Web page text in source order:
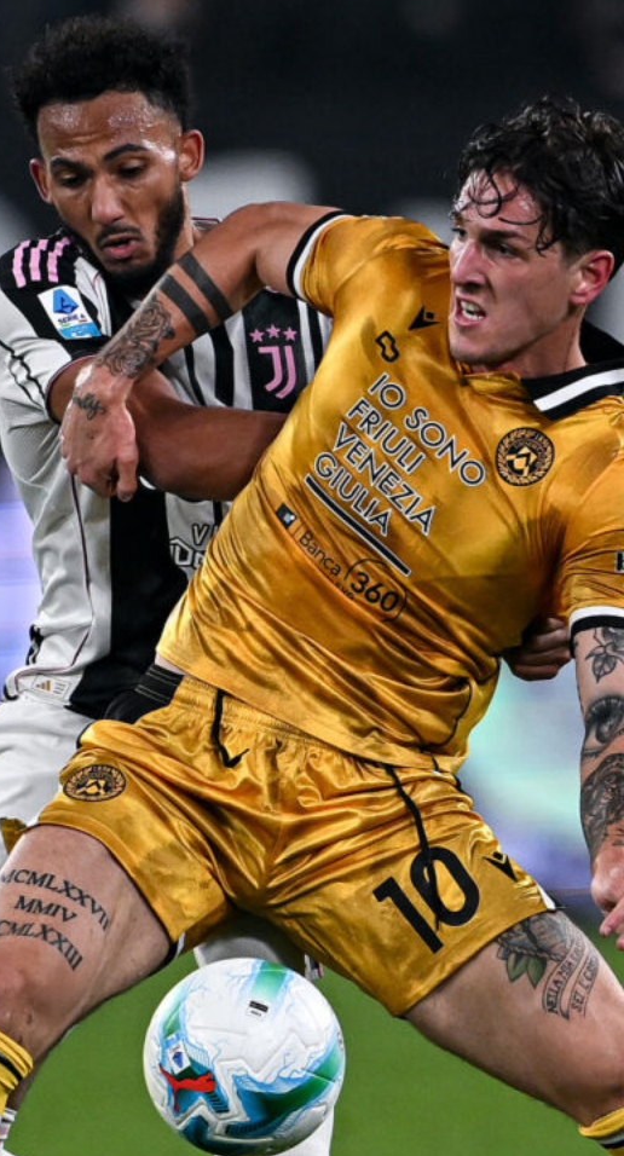
7 Agosto 2026
7 Agosto 2026
Cambiaso, l’agente Bia fa chiarezza:
l’annuncio sul futuro alla Juventus
7 Agosto 2026